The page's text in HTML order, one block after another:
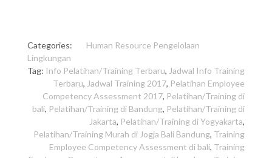
Categories: Human Resource Pengelolaan
Lingkungan
Tag: Info Pelatihan/Training Terbaru, Jadwal Info Training
Terbaru, Jadwal Training 2017, Pelatihan Employee
Competency Assessment 2017, Pelatihan/Training di
bali, Pelatihan/Training di Bandung, Pelatihan/Training di
Jakarta, Pelatihan/Training di Yogyakarta,
Pelatihan/Training Murah di Jogja Bali Bandung, Training
Employee Competency Assessment di bali, Training